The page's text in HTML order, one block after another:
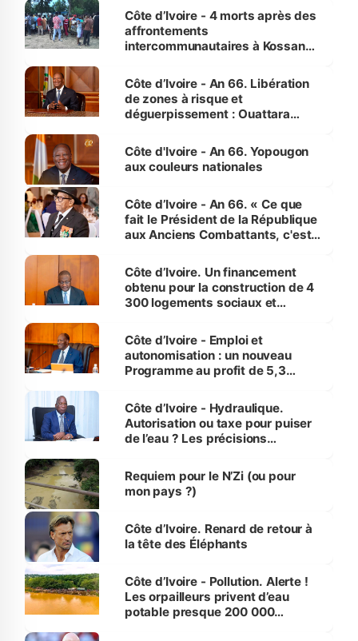
générations futures »
Côte d’Ivoire - 4 morts après des
affrontements
intercommunautaires à Kossandji
milieu des sinistrés
Côte d’Ivoire - An 66. Libération
de zones à risque et
déguerpissement : Ouattara
l'Etat de droit pour préserver les
vies humaines »
Côte d'Ivoire - An 66. Yopougon
aux couleurs nationales
Côte d’Ivoire - An 66. « Ce que
fait le Président de la République
aux Anciens Combattants, c'est
Côte d’Ivoire. Un financement
obtenu pour la construction de 4
300 logements sociaux et
et Yamoussoukro
Côte d’Ivoire - Emploi et
autonomisation : un nouveau
Programme au profit de 5,3
Côte d’Ivoire - Hydraulique.
Autorisation ou taxe pour puiser
de l’eau ? Les précisions
Requiem pour le N’Zi (ou pour
mon pays ?)
Côte d’Ivoire. Renard de retour à
la tête des Éléphants
Côte d’Ivoire - Pollution. Alerte !
Les orpailleurs privent d’eau
potable presque 200 000